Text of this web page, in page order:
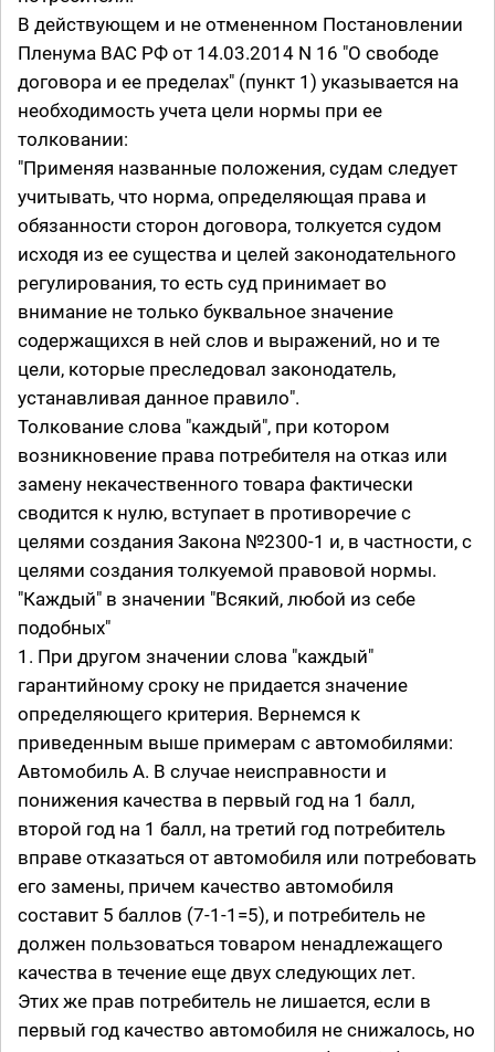
В действующем и не отмененном Постановлении
Пленума ВАС РФ от 14.03.2014 N 16 "О свободе
договора и ее пределах" (пункт 1) указывается на
необходимость учета цели нормы при ее
толковании:
"Применяя названные положения, судам следует
учитывать, что норма, определяющая права и
обязанности сторон договора, толкуется судом
исходя из ее существа и целей законодательного
регулирования, то есть суд принимает во
внимание не только буквальное значение
содержащихся в ней слов и выражений, но и те
цели, которые преследовал законодатель,
устанавливая данное правило".
Толкование слова "каждый", при котором
возникновение права потребителя на отказ или
замену некачественного товара фактически
сводится к нулю, вступает в противоречие с
целями создания Закона №2300-1 и, в частности, с
целями создания толкуемой правовой нормы.
"Каждый" в значении "Всякий, любой из себе
подобных"
1. При другом значении слова "каждый"
гарантийному сроку не придается значение
определяющего критерия. Вернемся к
приведенным выше примерам с автомобилями:
Автомобиль А. В случае неисправности и
понижения качества в первый год на 1 балл,
второй год на 1 балл, на третий год потребитель
вправе отказаться от автомобиля или потребовать
его замены, причем качество автомобиля
составит 5 баллов (7-1-1=5), и потребитель не
должен пользоваться товаром ненадлежащего
качества в течение еще двух следующих лет.
Этих же прав потребитель не лишается, если в
первый год качество автомобиля не снижалось, но